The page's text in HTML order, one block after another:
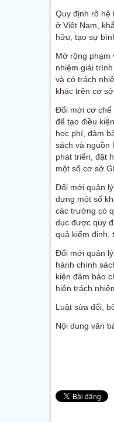
Quy định rõ hệ
ở Việt Nam,
hữu, tạo sự
Mở rộng phạm
nhiệm giải
và có trách
khác trên cơ
Đổi mới cơ chế
để tạo điều
học phí, đảm
sách và nguồn
phát triển, đặt
một số cơ sở
Đổi mới quản
dựng một số
các trường có
dục được quy
quả kiểm định,
Đổi mới quản
hành chính
kiện đảm bảo
hiện trách
Luật sửa đổi,
Nội dung văn